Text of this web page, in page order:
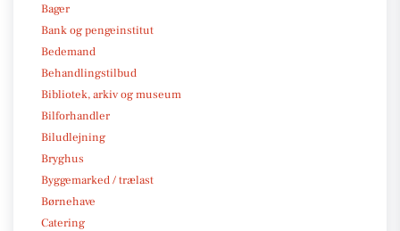
Bager
Bank og pengeinstitut
Bedemand
Behandlingstilbud
Bibliotek, arkiv og museum
Bilforhandler
Biludlejning
Bryghus
Byggemarked / trælast
Børnehave
Catering